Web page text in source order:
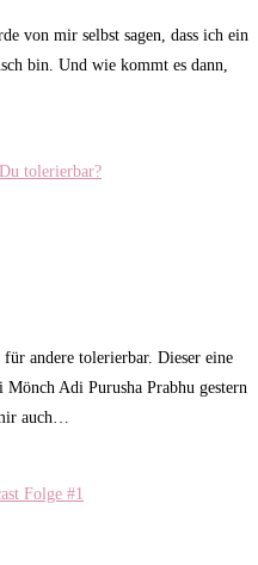
von mir selbst sagen, dass ich ein
bin. Und wie kommt es dann,
andere tolerierbar. Dieser eine
Adi Purusha Prabhu gestern
auch…